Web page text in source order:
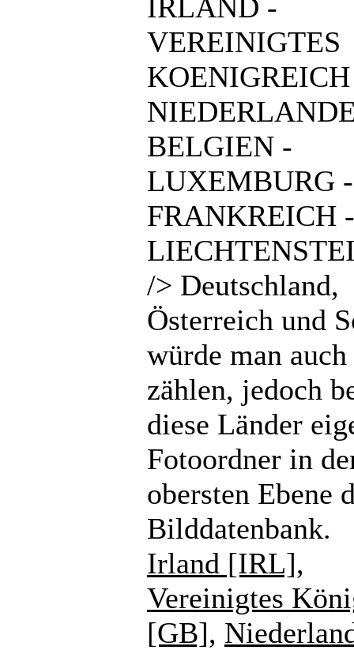
IRLAND -
VEREINIGTES
BELGIEN -
LUXEMBURG -
FRANKREICH -
/> Deutschland,
Österreich und
würde man auch
zählen, jedoch
diese Länder
Fotoordner in
obersten Ebene
Bilddatenbank.
Irland [IRL],
Vereinigtes
[GB],